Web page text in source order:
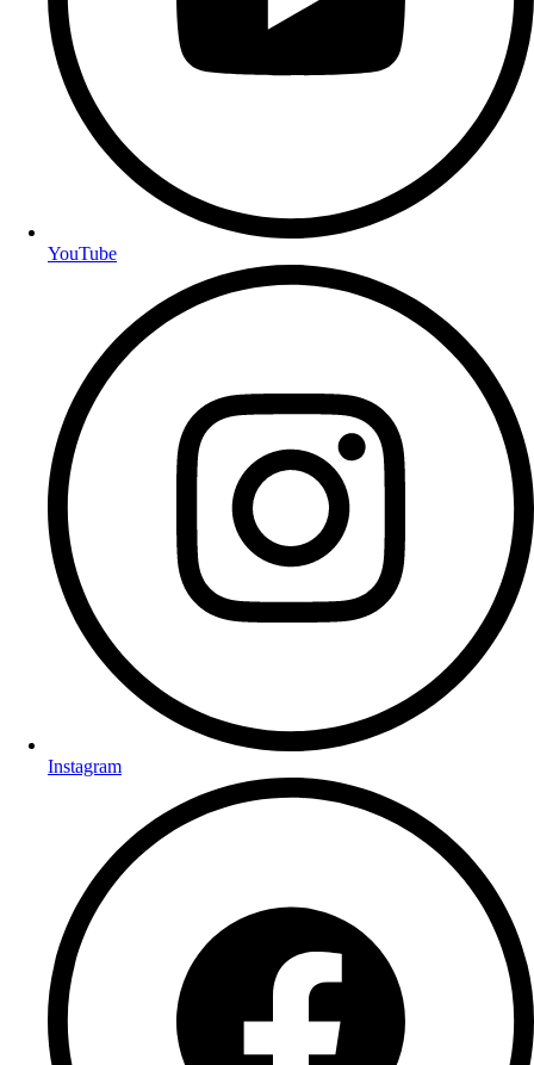
YouTube
Instagram